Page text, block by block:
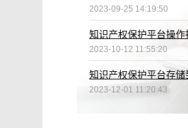
2023-09-25 14:19:50
知识产权保护平台操
2023-10-12 11:55:20
知识产权保护平台存储
2023-12-01 11:20:43